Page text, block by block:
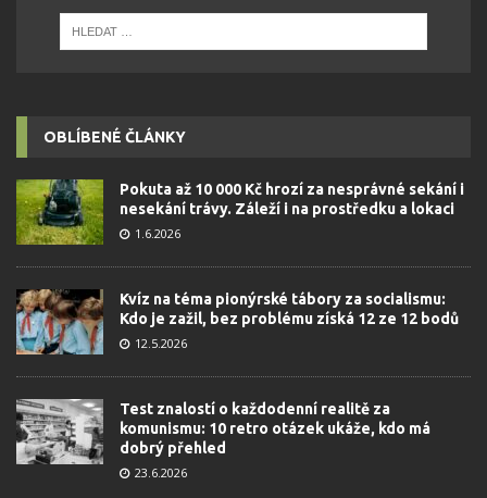
OBLÍBENÉ ČLÁNKY
Pokuta až 10 000 Kč hrozí za nesprávné sekání i
nesekání trávy. Záleží i na prostředku a lokaci
1.6.2026
Kvíz na téma pionýrské tábory za socialismu:
Kdo je zažil, bez problému získá 12 ze 12 bodů
12.5.2026
Test znalostí o každodenní realitě za
komunismu: 10 retro otázek ukáže, kdo má
dobrý přehled
23.6.2026